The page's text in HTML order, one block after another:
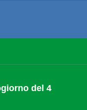
del 4